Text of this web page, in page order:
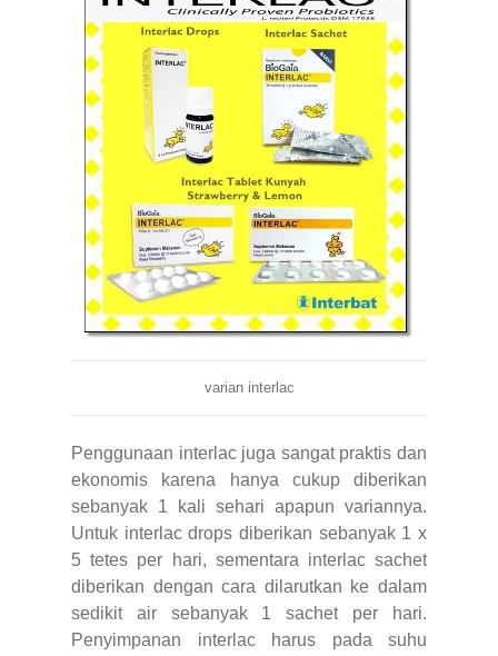
varian interlac
Penggunaan interlac juga sangat praktis dan
ekonomis karena hanya cukup diberikan
sebanyak 1 kali sehari apapun variannya.
Untuk interlac drops diberikan sebanyak 1 x
5 tetes per hari, sementara interlac sachet
diberikan dengan cara dilarutkan ke dalam
sedikit air sebanyak 1 sachet per hari.
Penyimpanan interlac harus pada suhu